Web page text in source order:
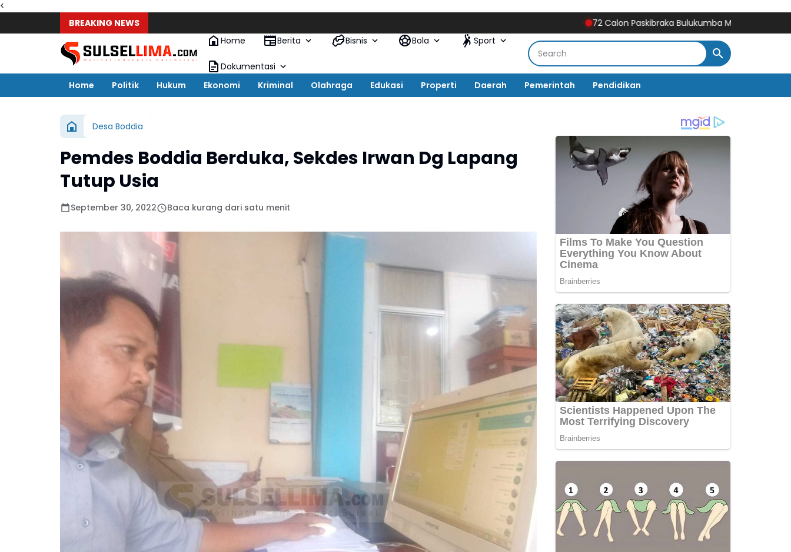
<
BREAKING NEWS
72 Calon Paskibraka Bulukumba Mulai Digembleng, Diklat
Home
Berita Bisnis Bola Sport
Dokumentasi
Home
Politik Hukum Ekonomi Kriminal Olahraga Edukasi Properti Daerah Pemerintah Pendidikan
Desa Boddia
Pemdes Boddia Berduka, Sekdes Irwan Dg Lapang
Tutup Usia
September 30, 2022 Baca kurang dari satu menit